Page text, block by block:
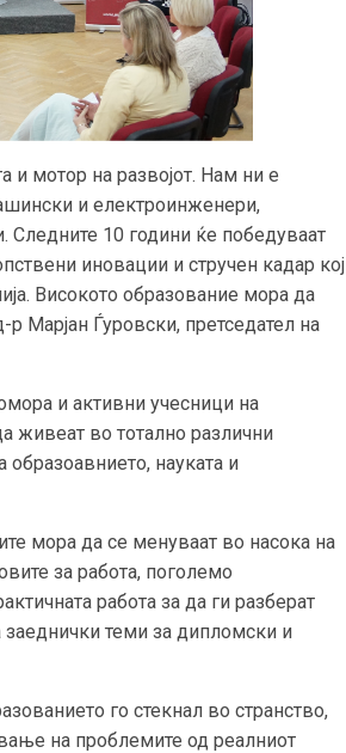
и мотор на развојот. Нам ни е
и електроинженери,
Следните 10 години ќе победуваат
иновации и стручен кадар кој
Високото образование мора да
р Марјан Ѓуровски, претседател на
и активни учесници на
живеат во тотално различни
науката и
мора да се менуваат во насока на
за работа, поголемо
работа за да ги разберат
теми за дипломски и
го стекнал во странство,
на проблемите од реалниот